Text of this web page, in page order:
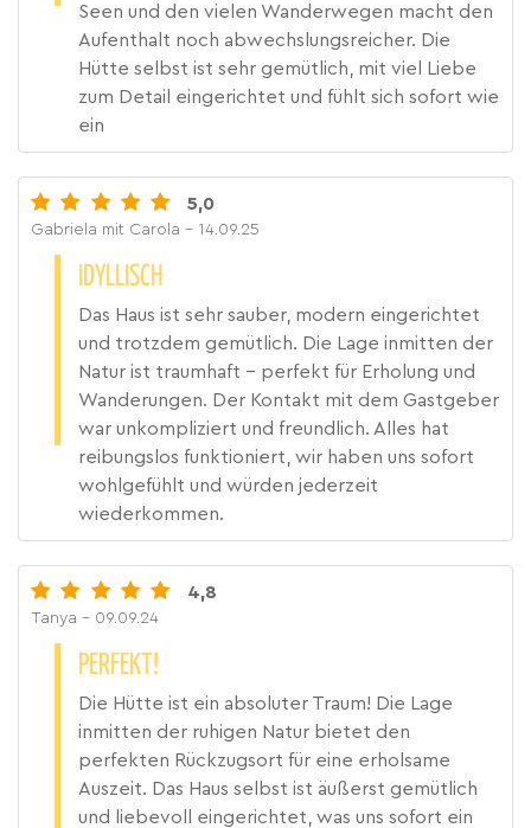
Seen und den vielen Wanderwegen macht den
Aufenthalt noch abwechslungsreicher. Die
Hütte selbst ist sehr gemütlich, mit viel Liebe
zum Detail eingerichtet und fühlt sich sofort wie
ein
5,0
Gabriela mit Carola - 14.09.25
IDYLLISCH
Das Haus ist sehr sauber, modern eingerichtet
und trotzdem gemütlich. Die Lage inmitten der
Natur ist traumhaft – perfekt für Erholung und
Wanderungen. Der Kontakt mit dem Gastgeber
war unkompliziert und freundlich. Alles hat
reibungslos funktioniert, wir haben uns sofort
wohlgefühlt und würden jederzeit
wiederkommen.
4,8
Tanya - 09.09.24
PERFEKT!
Die Hütte ist ein absoluter Traum! Die Lage
inmitten der ruhigen Natur bietet den
perfekten Rückzugsort für eine erholsame
Auszeit. Das Haus selbst ist äußerst gemütlich
und liebevoll eingerichtet, was uns sofort ein